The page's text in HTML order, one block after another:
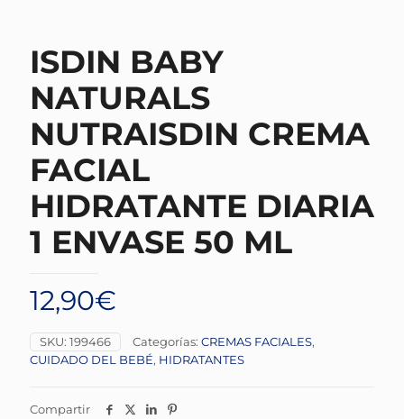
ISDIN BABY
NATURALS
NUTRAISDIN CREMA
FACIAL
HIDRATANTE DIARIA
1 ENVASE 50 ML
12,90€
SKU: 199466 Categorías: CREMAS FACIALES,
CUIDADO DEL BEBÉ, HIDRATANTES
Compartir